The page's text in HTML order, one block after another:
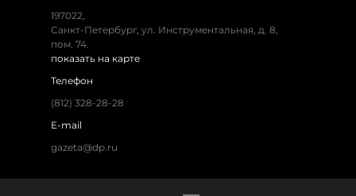
197022,
Санкт-Петербург, ул. Инструментальная, д. 8,
пом. 74.
показать на карте
Телефон
(812) 328-28-28
E-mail
gazeta@dp.ru